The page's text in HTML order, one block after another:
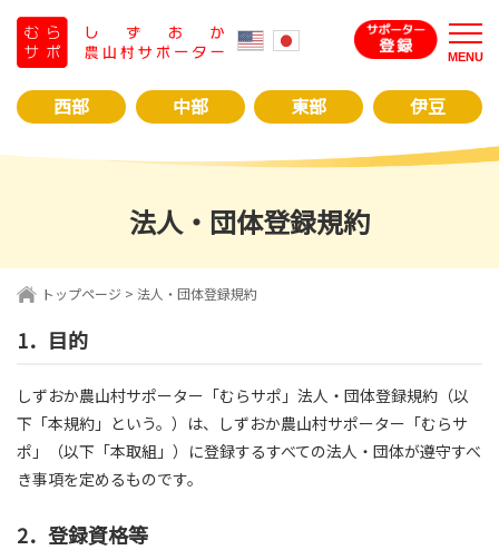
MENU
へ
プ
西部 中部 東部 伊豆
法人・団体登録規約
トップページ > 法人・団体登録規約
1．目的
しずおか農山村サポーター「むらサポ」法人・団体登録規約（以
下「本規約」という。）は、しずおか農山村サポーター「むらサ
ポ」（以下「本取組」）に登録するすべての法人・団体が遵守すべ
き事項を定めるものです。
2．登録資格等